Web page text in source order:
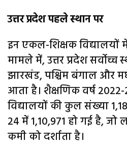
उत्तर प्रदेश पहले स्थान पर
इन एकल-शिक्षक विद्यालयों
मामले में, उत्तर प्रदेश
झारखंड, पश्चिम बंगाल और
आता है। शैक्षणिक वर्ष
विद्यालयों की कुल संख्या
24 में 1,10,971 हो गई है,
कमी को दर्शाता है।